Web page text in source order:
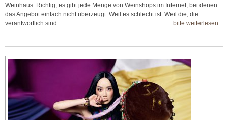
Weinhaus. Richtig, es gibt jede Menge von Weinshops im Internet, bei denen
das Angebot einfach nicht überzeugt. Weil es schlecht ist. Weil die, die
verantwortlich sind ...
bitte weiterlesen...